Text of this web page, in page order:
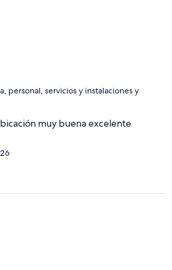
personal, servicios y instalaciones y
muy buena excelente